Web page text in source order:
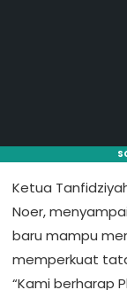
Ketua
Noer,
baru mampu
memperkuat
“Kami berharap